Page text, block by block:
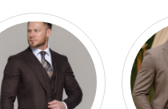
Костюмы oversize
Перейти к